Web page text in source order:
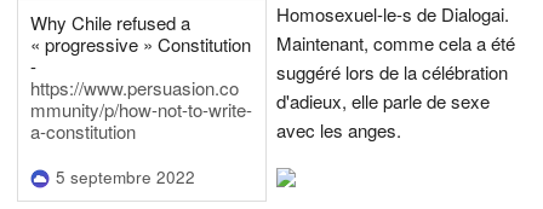
Why Chile refused a
« progressive » Constitution
-
https://www.persuasion.co
mmunity/p/how-not-to-write-
a-constitution
5 septembre 2022
Homosexuel-le-s de Dialogai.
Maintenant, comme cela a été
suggéré lors de la célébration
d'adieux, elle parle de sexe
avec les anges.